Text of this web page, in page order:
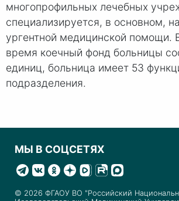
многопрофильных лечебных
специализируется, в основном,
ургентной медицинской помощи.
время коечный фонд больницы
единиц, больница имеет 53
подразделения.
МЫ В СОЦСЕТЯХ
© 2026 ФГАОУ ВО "Российский